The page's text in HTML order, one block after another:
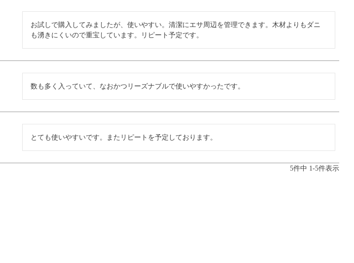
お試しで購入してみましたが、使いやすい。清潔にエサ周辺を管理できます。木材よりもダニ
も湧きにくいので重宝しています。リピート予定です。
数も多く入っていて、なおかつリーズナブルで使いやすかったです。
とても使いやすいです。またリピートを予定しております。
5件中 1-5件表示